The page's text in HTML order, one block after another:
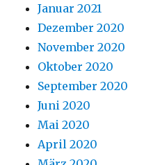
Januar 2021
Dezember 2020
November 2020
Oktober 2020
September 2020
Juni 2020
Mai 2020
April 2020